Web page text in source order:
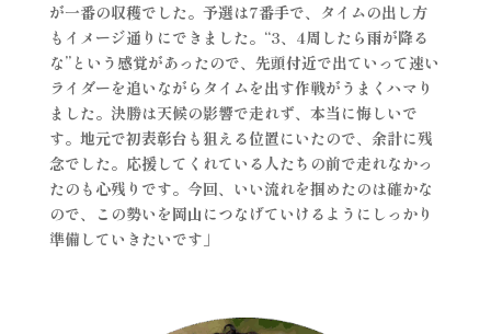
が一番の収穫でした。予選は7番手で、タイムの出し方
もイメージ通りにできました。“3、4周したら雨が降る
な”という感覚があったので、先頭付近で出ていって速い
ライダーを追いながらタイムを出す作戦がうまくハマり
ました。決勝は天候の影響で走れず、本当に悔しいで
す。地元で初表彰台も狙える位置にいたので、余計に残
念でした。応援してくれている人たちの前で走れなかっ
たのも心残りです。今回、いい流れを掴めたのは確かな
ので、この勢いを岡山につなげていけるようにしっかり
準備していきたいです」